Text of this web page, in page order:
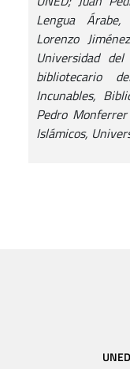
Lengua
Lorenzo
Universidad
bibliotecario
Incunables,
Pedro
Islámicos,